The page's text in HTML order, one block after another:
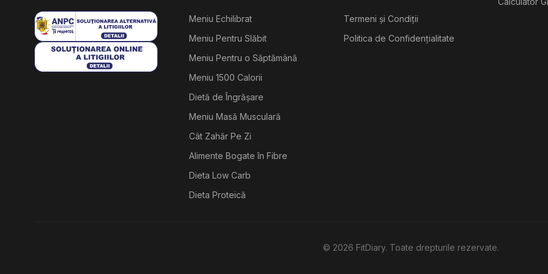
Meniu Echilibrat
Meniu Pentru Slăbit
Meniu Pentru o Săptămână
Meniu 1500 Calorii
Dietă de Îngrășare
Meniu Masă Musculară
Cât Zahăr Pe Zi
Alimente Bogate în Fibre
Dieta Low Carb
Dieta Proteică
Termeni și Condiții
Politica de Confidențialitate
© 2026 FitDiary. Toate drepturile rezervate.